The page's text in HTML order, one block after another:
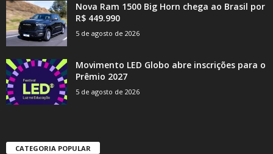
Nova Ram 1500 Big Horn chega ao Brasil por
R$ 449.990
5 de agosto de 2026
Movimento LED Globo abre inscrições para o
Prêmio 2027
5 de agosto de 2026
CATEGORIA POPULAR